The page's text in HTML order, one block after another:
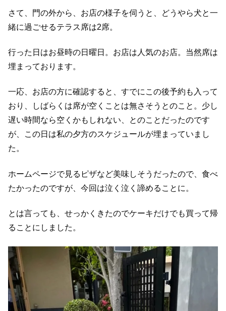
さて、門の外から、お店の様子を伺うと、どうやら犬と一
緒に過ごせるテラス席は2席。
行った日はお昼時の日曜日。お店は人気のお店。当然席は
埋まっております。
一応、お店の方に確認すると、すでにこの後予約も入って
おり、しばらくは席が空くことは無さそうとのこと。少し
遅い時間なら空くかもしれない、とのことだったのです
が、この日は私の夕方のスケジュールが埋まっていまし
た。
ホームページで見るピザなど美味しそうだったので、食べ
たかったのですが、今回は泣く泣く諦めることに。
とは言っても、せっかくきたのでケーキだけでも買って帰
ることにしました。